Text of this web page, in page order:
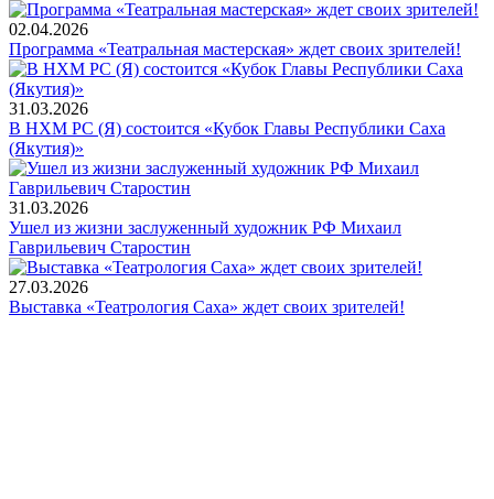
02.04.2026
Программа «Театральная мастерская» ждет своих зрителей!
31.03.2026
В НХМ РС (Я) состоится «Кубок Главы Республики Саха
(Якутия)»
31.03.2026
Ушел из жизни заслуженный художник РФ Михаил
Гаврильевич Старостин
27.03.2026
Выставка «Театрология Саха» ждет своих зрителей!